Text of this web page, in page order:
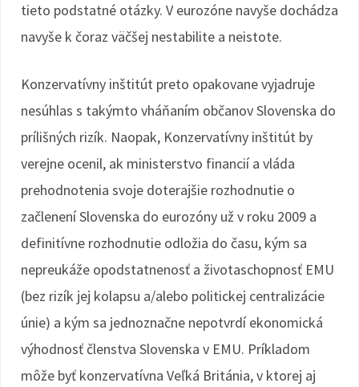
tieto podstatné otázky. V eurozóne navyše dochádza
navyše k čoraz väčšej nestabilite a neistote.
Konzervatívny inštitút preto opakovane vyjadruje
nesúhlas s takýmto vháňaním občanov Slovenska do
prílišných rizík. Naopak, Konzervatívny inštitút by
verejne ocenil, ak ministerstvo financií a vláda
prehodnotenia svoje doterajšie rozhodnutie o
začlenení Slovenska do eurozóny už v roku 2009 a
definitívne rozhodnutie odložia do času, kým sa
nepreukáže opodstatnenosť a životaschopnosť EMU
(bez rizík jej kolapsu a/alebo politickej centralizácie
únie) a kým sa jednoznačne nepotvrdí ekonomická
výhodnosť členstva Slovenska v EMU. Príkladom
môže byť konzervatívna Veľká Británia, v ktorej aj